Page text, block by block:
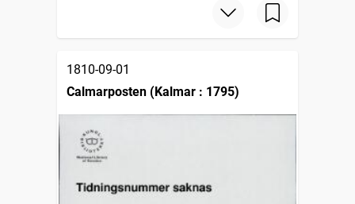
1810-09-01
Calmarposten (Kalmar : 1795)